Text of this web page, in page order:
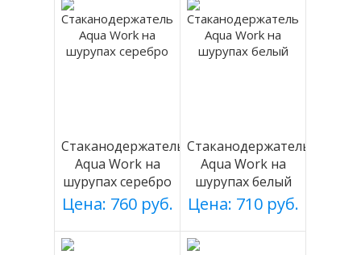
Стаканодержатель
Aqua Work на
шурупах серебро
Цена: 760 руб.
Стаканодержатель
Aqua Work на
шурупах белый
Цена: 710 руб.